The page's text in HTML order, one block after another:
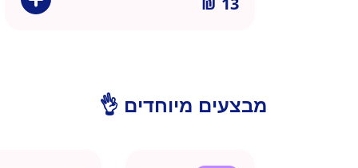
מבצעים מיוחדים 👌